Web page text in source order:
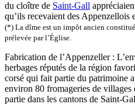
du cloître de Saint-Gall
qu’ils recevaient des Appenzellois
(*) La dîme est un impôt ancien
prélevée par l’Église.
Fabrication de l’Appenzeller :
herbages réputés de la région
corsé qui fait partie du patrimoine
environ 80 fromageries de villages
partie dans les cantons de Saint-